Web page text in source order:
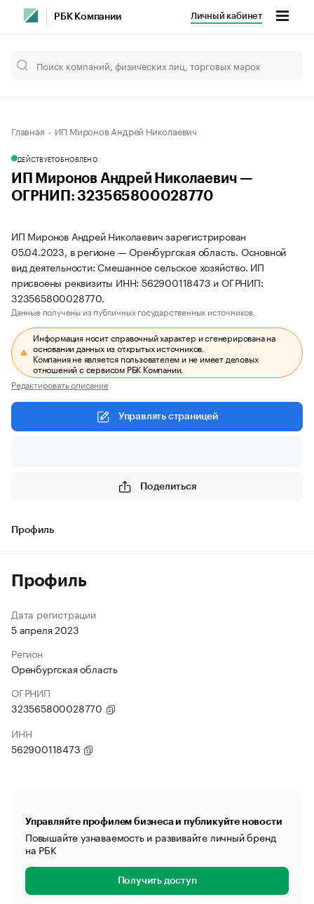
РБК Компании Личный кабинет
Главная ИП Миронов Андрей Николаевич
ДЕЙСТВУЕТОБНОВЛЕНО
ИП Миронов Андрей Николаевич —
ОГРНИП: 323565800028770
ИП Миронов Андрей Николаевич зарегистрирован
05.04.2023, в регионе — Оренбургская область. Основной
вид деятельности: Смешанное сельское хозяйство. ИП
присвоены реквизиты ИНН: 562900118473 и ОГРНИП:
323565800028770.
Данные получены из публичных государственных источников.
Информация носит справочный характер и сгенерирована на
основании данных из открытых источников.
Компания не является пользователем и не имеет деловых
отношений с сервисом РБК Компании.
Редактировать описание
Управлять страницей
Поделиться
Профиль
Профиль
Дата регистрации
5 апреля 2023
Регион
Оренбургская область
ОГРНИП
323565800028770
ИНН
562900118473
Управляйте профилем бизнеса и публикуйте новости
Повышайте узнаваемость и развивайте личный бренд
на РБК
Получить доступ